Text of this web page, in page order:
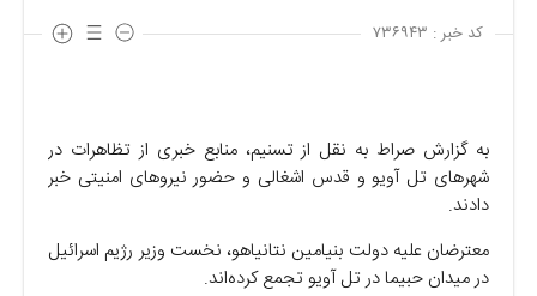
کد خبر : ۷۳۶۹۴۳
به گزارش صراط به نقل از تسنیم، منابع خبری از تظاهرات در
شهرهای تل آویو و قدس اشغالی و حضور نیروهای امنیتی خبر
دادند.
معترضان علیه دولت بنیامین نتانیاهو، نخست وزیر رژیم اسرائیل
در میدان حبیما در تل آویو تجمع کرده‌اند.